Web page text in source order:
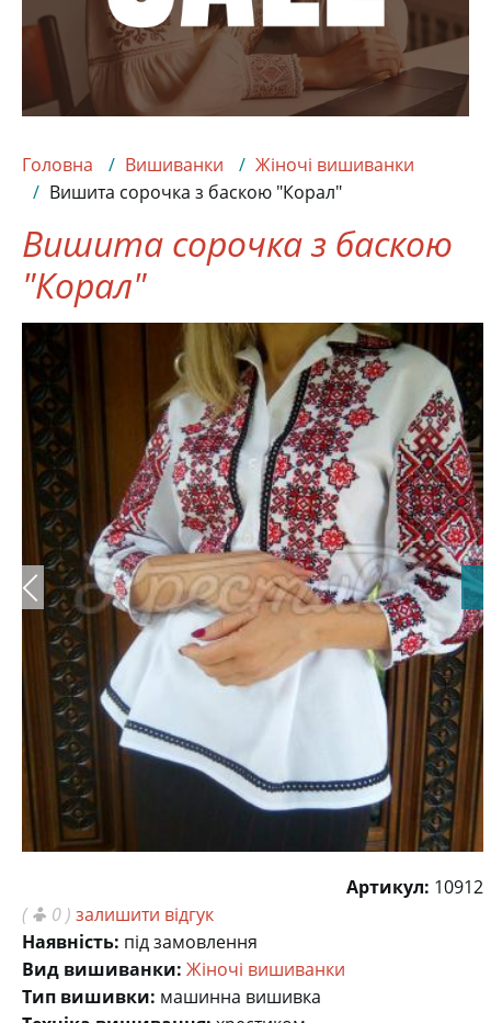
Головна Вишиванки
Жіночі вишиванки
Вишита сорочка з баскою "Корал"
Вишита сорочка з баскою
"Корал"
Артикул: 10912
(
0 ) залишити відгук
Наявність: під замовлення
Вид вишиванки: Жіночі вишиванки
Тип вишивки: машинна вишивка